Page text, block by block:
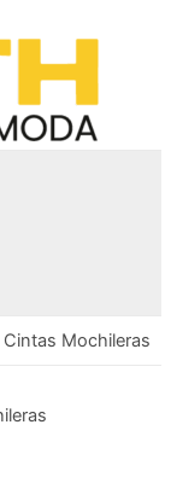
Cintas Mochileras